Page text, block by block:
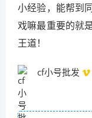
小经验，能帮到
戏嘛最重要的就
王道！
cf小号批发